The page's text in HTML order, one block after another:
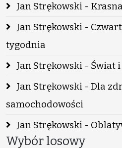
Jan Strękowski -
Jan Strękowski -
tygodnia
Jan Strękowski - Świat
Jan Strękowski - Dla
samochodowości
Jan Strękowski -
Wybór losowy